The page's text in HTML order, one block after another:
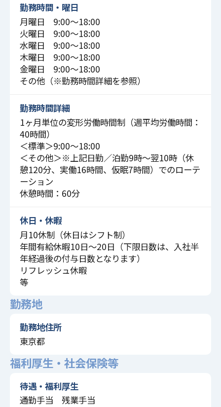
勤務時間・曜日
月曜日 9:00〜18:00
火曜日 9:00〜18:00
水曜日 9:00〜18:00
木曜日 9:00〜18:00
金曜日 9:00〜18:00
その他（※勤務時間詳細を参照）
勤務時間詳細
1ヶ月単位の変形労働時間制（週平均労働時間：
40時間）
＜標準＞9:00～18:00
＜その他＞※上記日勤／泊勤9時～翌10時（休
憩120分、実働16時間、仮眠7時間）でのローテ
ーション
休憩時間：60分
休日・休暇
月10休制（休日はシフト制）
年間有給休暇10日～20日（下限日数は、入社半
年経過後の付与日数となります）
リフレッシュ休暇
等
勤務地
勤務地住所
東京都
福利厚生・社会保険等
待遇・福利厚生
通勤手当 残業手当